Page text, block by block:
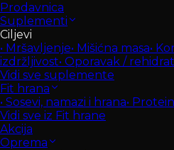
Prodavnica
Suplementi
Ciljevi
• Mršavljenje• Mišićna masa•
izdržljivost• Oporavak /
Vidi sve suplemente
Fit hrana
• Sosevi, namazi i hrana•
Vidi sve iz Fit hrane
Akcija
Oprema